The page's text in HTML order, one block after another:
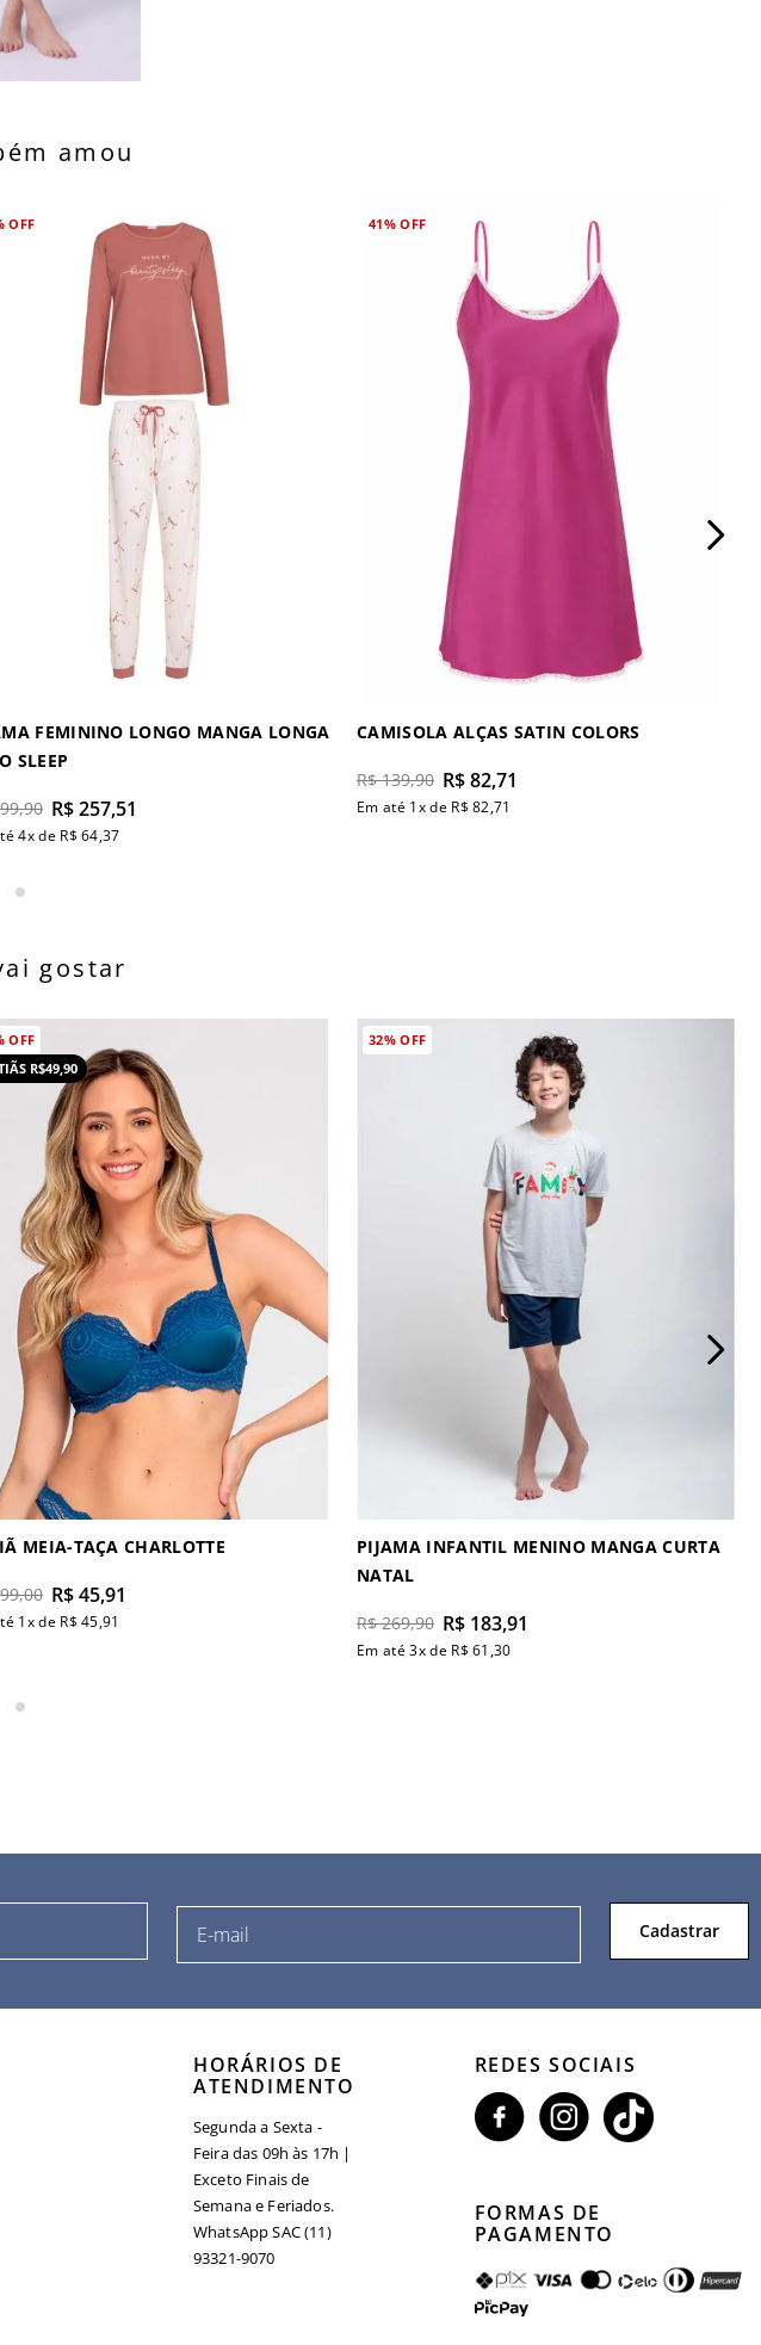
amou
OFF
FEMININO LONGO MANGA LONGA
SLEEP
,90 R$257,51
4x de R$ 64,37
41%OFF
CAMISOLA ALÇAS SATIN COLORS
R$ 139,90 R$82,71
Em até 1x de R$ 82,71
gostar
OFF
R$49,90
MEIA-TAÇA CHARLOTTE
,00 R$45,91
1x de R$ 45,91
32%OFF
PIJAMA INFANTIL MENINO MANGA CURTA
NATAL
R$ 269,90 R$ 183,91
Em até3x de R$ 61 ,30
Cadastrar
HORÁRIOS DE
ATENDIMENTO
Segunda a Sexta -
Feira das 09h às 17h |
Exceto Finais de
Semana e Feriados.
WhatsApp SAC (11)
93321-9070
REDES SOCIAIS
FORMAS DE
PAGAMENTO